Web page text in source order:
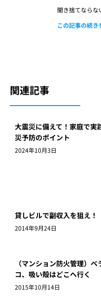
聞き捨てならな
この記事の続き
関連記事
大震災に備えて！家庭で実
災予防のポイント
2024年10月3日
貸しビルで副収入を狙え！
2014年9月24日
（マンション防火管理）
コ、吸い殻はどこへ行く
2015年10月14日